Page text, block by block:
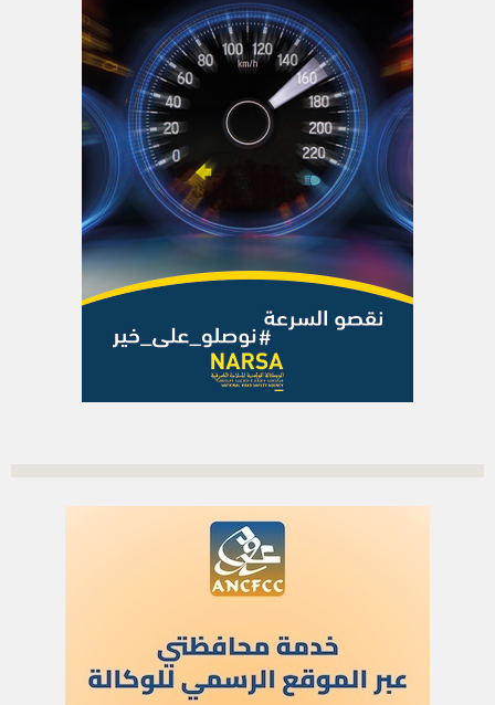
أدخل بريدك الإلكتروني للتوصل بآخر الأخبار
العلم
اتصل بنا
للنشر في العلم
للإشهار